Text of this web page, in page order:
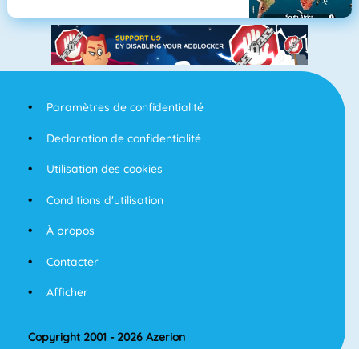
Paramètres de confidentialité
Declaration de confidentialité
Utilisation des cookies
Conditions d'utilisation
À propos
Contacter
Afficher
Copyright 2001 - 2026 Azerion